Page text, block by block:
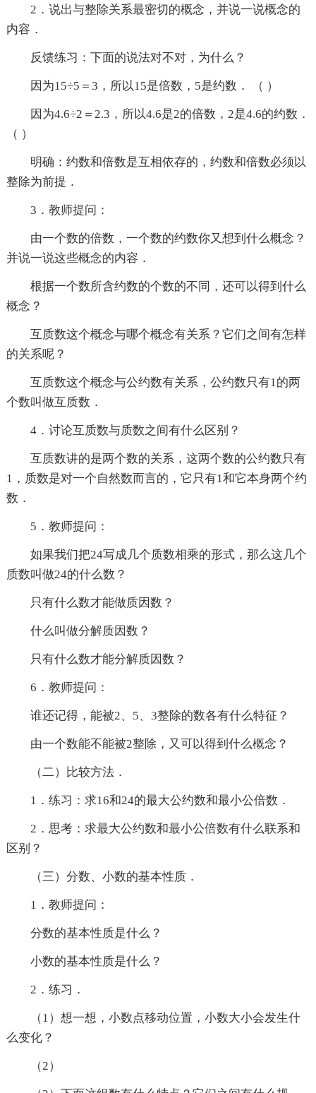
2．说出与整除关系最密切的概念，并说一说概念的
内容．
反馈练习：下面的说法对不对，为什么？
因为15÷5＝3，所以15是倍数，5是约数． （ ）
因为4.6÷2＝2.3，所以4.6是2的倍数，2是4.6的约数．
（ ）
明确：约数和倍数是互相依存的，约数和倍数必须以
整除为前提．
3．教师提问：
由一个数的倍数，一个数的约数你又想到什么概念？
并说一说这些概念的内容．
根据一个数所含约数的个数的不同，还可以得到什么
概念？
互质数这个概念与哪个概念有关系？它们之间有怎样
的关系呢？
互质数这个概念与公约数有关系，公约数只有1的两
个数叫做互质数．
4．讨论互质数与质数之间有什么区别？
互质数讲的是两个数的关系，这两个数的公约数只有
1，质数是对一个自然数而言的，它只有1和它本身两个约
数．
5．教师提问：
如果我们把24写成几个质数相乘的形式，那么这几个
质数叫做24的什么数？
只有什么数才能做质因数？
什么叫做分解质因数？
只有什么数才能分解质因数？
6．教师提问：
谁还记得，能被2、5、3整除的数各有什么特征？
由一个数能不能被2整除，又可以得到什么概念？
（二）比较方法．
1．练习：求16和24的最大公约数和最小公倍数．
2．思考：求最大公约数和最小公倍数有什么联系和
区别？
（三）分数、小数的基本性质．
1．教师提问：
分数的基本性质是什么？
小数的基本性质是什么？
2．练习．
（1）想一想，小数点移动位置，小数大小会发生什
么变化？
（2）